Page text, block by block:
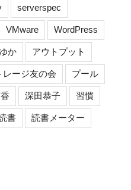
serverspec
VMware WordPress
か アウトプット
レージ友の会 プール
深田恭子 習慣
書 読書メーター